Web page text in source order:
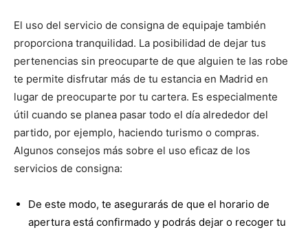
El uso del servicio de consigna de equipaje también
proporciona tranquilidad. La posibilidad de dejar tus
pertenencias sin preocuparte de que alguien te las robe
te permite disfrutar más de tu estancia en Madrid en
lugar de preocuparte por tu cartera. Es especialmente
útil cuando se planea pasar todo el día alrededor del
partido, por ejemplo, haciendo turismo o compras.
Algunos consejos más sobre el uso eficaz de los
servicios de consigna:
De este modo, te asegurarás de que el horario de
apertura está confirmado y podrás dejar o recoger tu